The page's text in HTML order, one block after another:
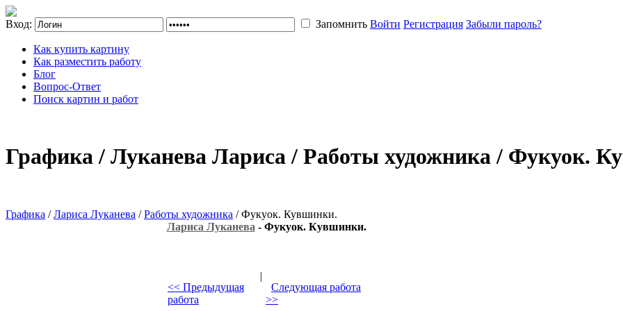
Вход: Запомнить Войти Регистрация Забыли пароль?
Как купить картину
Как разместить работу
Блог
Вопрос-Ответ
Поиск картин и работ
Графика / Луканева Лариса / Работы художника / Фукуок.
Графика /Лариса Луканева /Работы художника / Фукуок. Кувшинки.
Лариса Луканева - Фукуок. Кувшинки.
<< Предыдущая
работа
|
Следующая работа
>>